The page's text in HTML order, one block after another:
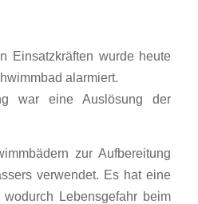
Einsatzkräften wurde heute
alarmiert.
war eine Auslösung der
zur Aufbereitung
verwendet. Es hat eine
Lebensgefahr beim